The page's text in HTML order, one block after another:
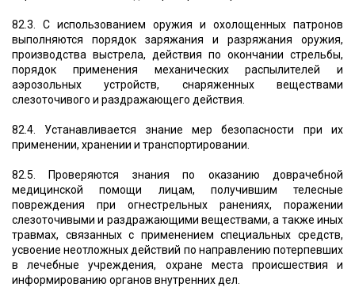
82.3. С использованием оружия и охолощенных патронов
выполняются порядок заряжания и разряжания оружия,
производства выстрела, действия по окончании стрельбы,
порядок применения механических распылителей и
аэрозольных устройств, снаряженных веществами
слезоточивого и раздражающего действия.
82.4. Устанавливается знание мер безопасности при их
применении, хранении и транспортировании.
82.5. Проверяются знания по оказанию доврачебной
медицинской помощи лицам, получившим телесные
повреждения при огнестрельных ранениях, поражении
слезоточивыми и раздражающими веществами, а также иных
травмах, связанных с применением специальных средств,
усвоение неотложных действий по направлению потерпевших
в лечебные учреждения, охране места происшествия и
информированию органов внутренних дел.